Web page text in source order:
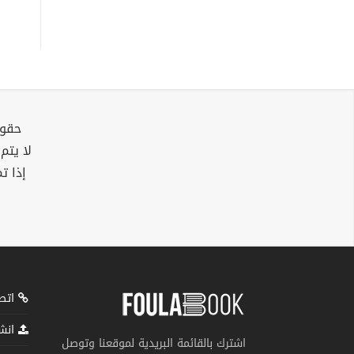
لا
إذا
اشترك بالقائمة البريدية لموقعنا وتوصل